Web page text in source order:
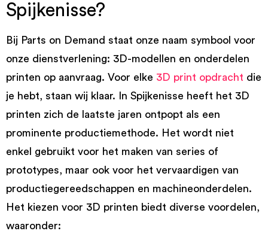
Spijkenisse?
Bij Parts on Demand staat onze naam symbool voor
onze dienstverlening: 3D-modellen en onderdelen
printen op aanvraag. Voor elke 3D print opdracht die
je hebt, staan wij klaar. In Spijkenisse heeft het 3D
printen zich de laatste jaren ontpopt als een
prominente productiemethode. Het wordt niet
enkel gebruikt voor het maken van series of
prototypes, maar ook voor het vervaardigen van
productiegereedschappen en machineonderdelen.
Het kiezen voor 3D printen biedt diverse voordelen,
waaronder: